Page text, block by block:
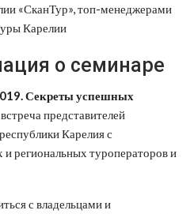
«СканТур», топ-менеджерами
Карелии
о семинаре
Секреты успешных
представителей
Карелия с
и региональных туроператоров и
с владельцами и